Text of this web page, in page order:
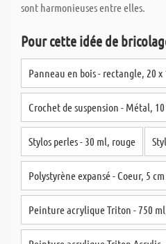
sont harmonieuses entre elles.
Pour cette idée de
Panneau en bois - rectangle, 20 x
Crochet de suspension - Métal, 10
Stylos perles - 30 ml, rouge
Polystyrène expansé - Coeur, 5 cm
Peinture acrylique Triton - 750